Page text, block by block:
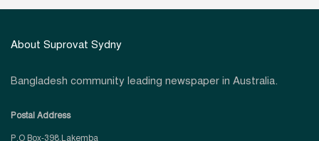
About Suprovat Sydny
Bangladesh community leading newspaper in Australia.
Postal Address
P.O Box-398,Lakemba